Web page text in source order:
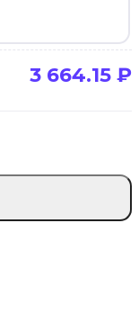
3 664.15 ₽